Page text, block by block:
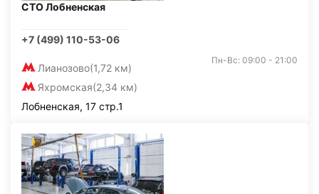
СТО Лобненская
+7 (499) 110-53-06
Лианозово(1,72 км)
Яхромская(2,34 км)
Пн-Вс: 09:00 - 21:00
Лобненская, 17 стр.1